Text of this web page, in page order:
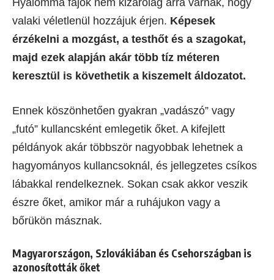
valaki véletlenül hozzájuk érjen. Képesek
érzékelni a mozgást, a testhőt és a szagokat,
majd ezek alapján akár több tíz méteren
keresztül is követhetik a kiszemelt áldozatot.
Ennek köszönhetően gyakran „vadászó” vagy
„futó” kullancsként emlegetik őket. A kifejlett
példányok akár többször nagyobbak lehetnek a
hagyományos kullancsoknál, és jellegzetes csíkos
lábakkal rendelkeznek. Sokan csak akkor veszik
észre őket, amikor már a ruhájukon vagy a
bőrükön másznak.
Magyarországon, Szlovákiában és Csehországban is
azonosították őket